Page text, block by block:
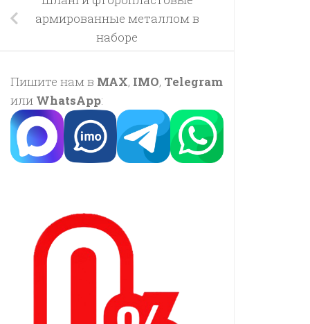
армированные металлом в
наборе
Пишите нам в MAX, IMO, Telegram
или WhatsApp: